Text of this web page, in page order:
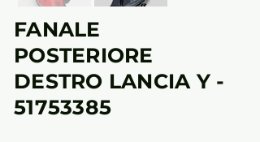
FANALE
POSTERIORE
DESTRO LANCIA Y -
51753385